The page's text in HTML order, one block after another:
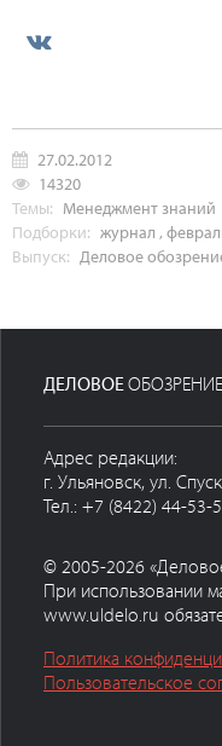
27.02.2012
14320
Темы: Менеджмент знаний
Подборки: журнал ,
Выпуск: Деловое
ДЕЛОВОЕ ОБОЗРЕНИЕ
Адрес редакции:
г. Ульяновск, ул.
Тел.: +7 (8422) 44-53-
© 2005-2026
При использовании
www.uldelo.ru
Политика
Пользовательское